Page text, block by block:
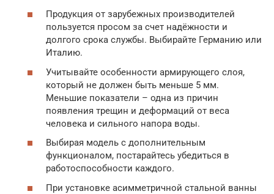
Продукция от зарубежных производителей
пользуется просом за счет надёжности и
долгого срока службы. Выбирайте Германию или
Италию.
Учитывайте особенности армирующего слоя,
который не должен быть меньше 5 мм.
Меньшие показатели – одна из причин
появления трещин и деформаций от веса
человека и сильного напора воды.
Выбирая модель с дополнительным
функционалом, постарайтесь убедиться в
работоспособности каждого.
При установке асимметричной стальной ванны